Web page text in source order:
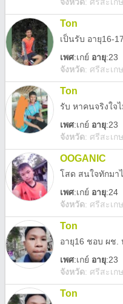
Ton
เพศ:เกย์ อายุ:23
จังหวัด: ศรีสะเกษ
Ton
รับ หาคนจริงใจ
เพศ:เกย์ อายุ:23
จังหวัด: ศรีสะเกษ
OOGANIC
เพศ:เกย์ อายุ:24
จังหวัด: ศรีสะเกษ
Ton
อายุ16 ชอบ ผช.
เพศ:เกย์ อายุ:23
จังหวัด: ศรีสะเกษ
Ton